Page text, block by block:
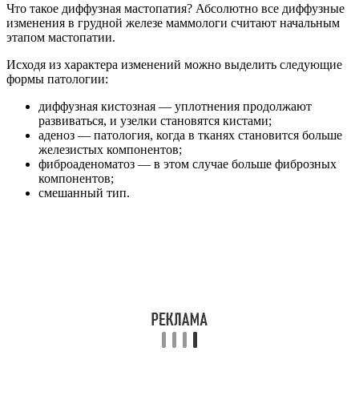
Что такое диффузная мастопатия? Абсолютно все диффузные
изменения в грудной железе маммологи считают начальным
этапом мастопатии.
Исходя из характера изменений можно выделить следующие
формы патологии:
диффузная кистозная — уплотнения продолжают
развиваться, и узелки становятся кистами;
аденоз — патология, когда в тканях становится больше
железистых компонентов;
фиброаденоматоз — в этом случае больше фиброзных
компонентов;
смешанный тип.